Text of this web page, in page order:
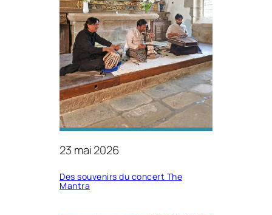
23 mai 2026
Des souvenirs du concert The
Mantra